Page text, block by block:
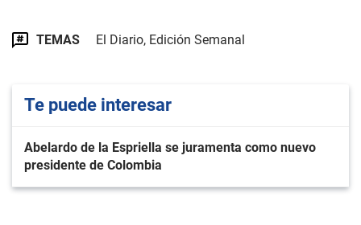
TEMAS El Diario, Edición Semanal
Te puede interesar
Abelardo de la Espriella se juramenta como nuevo
presidente de Colombia